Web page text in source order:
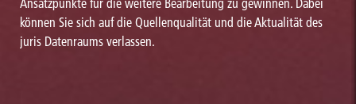
Ansatzpunkte für die weitere Bearbeitung zu gewinnen. Dabei
können Sie sich auf die Quellenqualität und die Aktualität des
juris Datenraums verlassen.